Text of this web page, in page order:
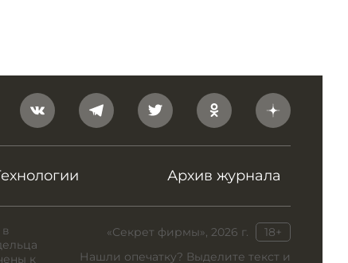
Архив журнала
«Секрет фирмы», 2026 г.
18+
Нашли опечатку? Выделите текст и
к